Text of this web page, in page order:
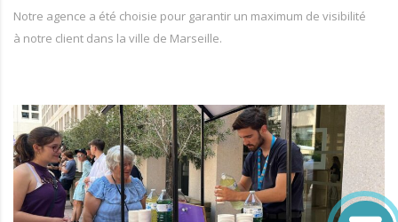
Notre agence a été choisie pour garantir un maximum de visibilité
à notre client dans la ville de Marseille.